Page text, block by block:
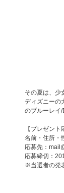
その夏は、少
ディズニーの
のブルーレイ
【プレゼント
名前・住所・
応募先：
応募締切：
※当選者の発